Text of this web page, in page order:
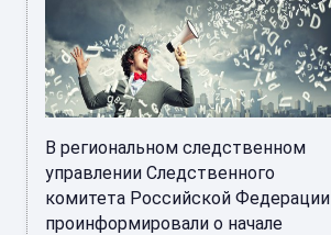
В региональном следственном
управлении Следственного
комитета Российской Федерации
проинформировали о начале